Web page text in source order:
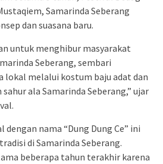
Samarinda Seberang
dan suasana baru.
untuk menghibur masyarakat
Seberang, sembari
lokal melalui kostum baju adat dan
ala Samarinda Seberang,” ujar
dengan nama “Dung Dung Ce” ini
di Samarinda Seberang.
beberapa tahun terakhir karena